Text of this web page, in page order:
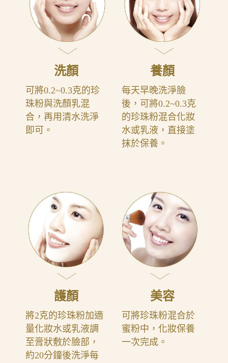
洗顏
可將0.2~0.3克的珍
珠粉與洗顏乳混
合，再用清水洗淨
即可。
養顏
每天早晚洗淨臉
後，可將0.2~0.3克
的珍珠粉混合化妝
水或乳液，直接塗
抹於保養。
護顏
將2克的珍珠粉加適
量化妝水或乳液調
至膏狀敷於臉部，
約20分鐘後洗淨每
美容
可將珍珠粉混合於
蜜粉中，化妝保養
一次完成。